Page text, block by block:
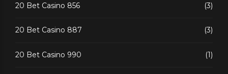
20 Bet Casino 856 (3)
20 Bet Casino 887 (3)
20 Bet Casino 990 (1)